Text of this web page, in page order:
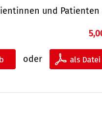
und
oder